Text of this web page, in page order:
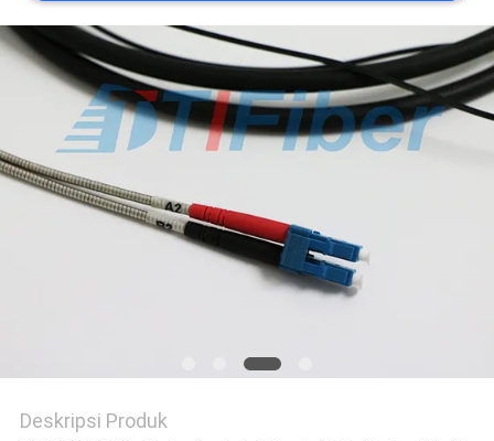
Deskripsi Produk